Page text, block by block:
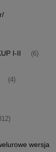
I-II (6)
(4)
wersja